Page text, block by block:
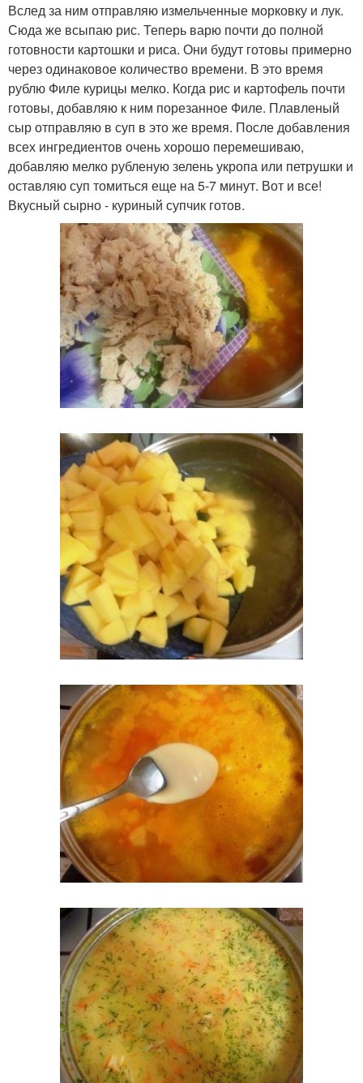
Вслед за ним отправляю измельченные морковку и лук.
Сюда же всыпаю рис. Теперь варю почти до полной
готовности картошки и риса. Они будут готовы примерно
через одинаковое количество времени. В это время
рублю Филе курицы мелко. Когда рис и картофель почти
готовы, добавляю к ним порезанное Филе. Плавленый
сыр отправляю в суп в это же время. После добавления
всех ингредиентов очень хорошо перемешиваю,
добавляю мелко рубленую зелень укропа или петрушки и
оставляю суп томиться еще на 5-7 минут. Вот и все!
Вкусный сырно - куриный супчик готов.